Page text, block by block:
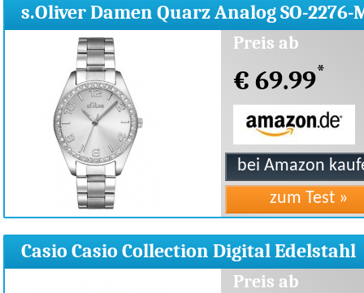
s.Oliver Damen Quarz Analog SO-2276-
Preis ab
€ 69.99*
Casio Casio Collection Digital Edelstahl
Preis ab